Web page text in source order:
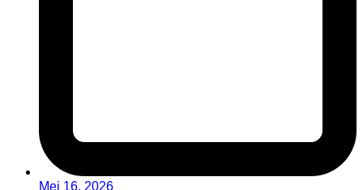
Mei 16, 2026